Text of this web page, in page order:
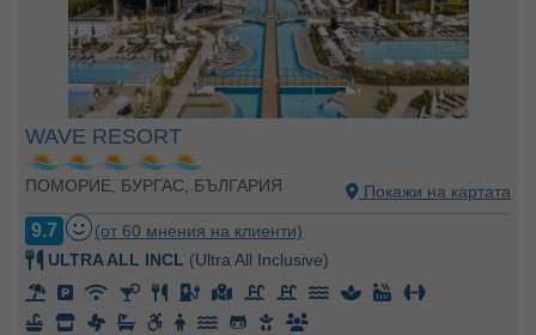
WAVE RESORT
ПОМОРИЕ, БУРГАС, БЪЛГАРИЯ Покажи на картата
9.7
(от 60 мнения на клиенти)
ULTRA ALL INCL (Ultra All Inclusive)